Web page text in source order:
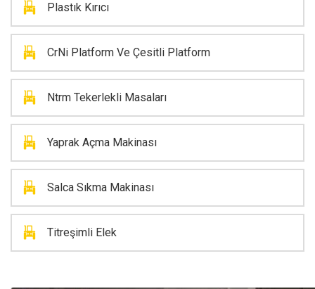
Plastık Kırıcı
CrNi Platform Ve Çesitli Platform
Ntrm Tekerlekli Masaları
Yaprak Açma Makinası
Salca Sıkma Makinası
Titreşimli Elek